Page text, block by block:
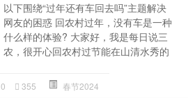
以下围绕“过年还有车回去吗”主题解决
网友的困惑 回农村过年，没有车是一种
什么样的体验? 大家好，我是每日说三
农，很开心回农村过节能在山清水秀的
0 355 春节2024